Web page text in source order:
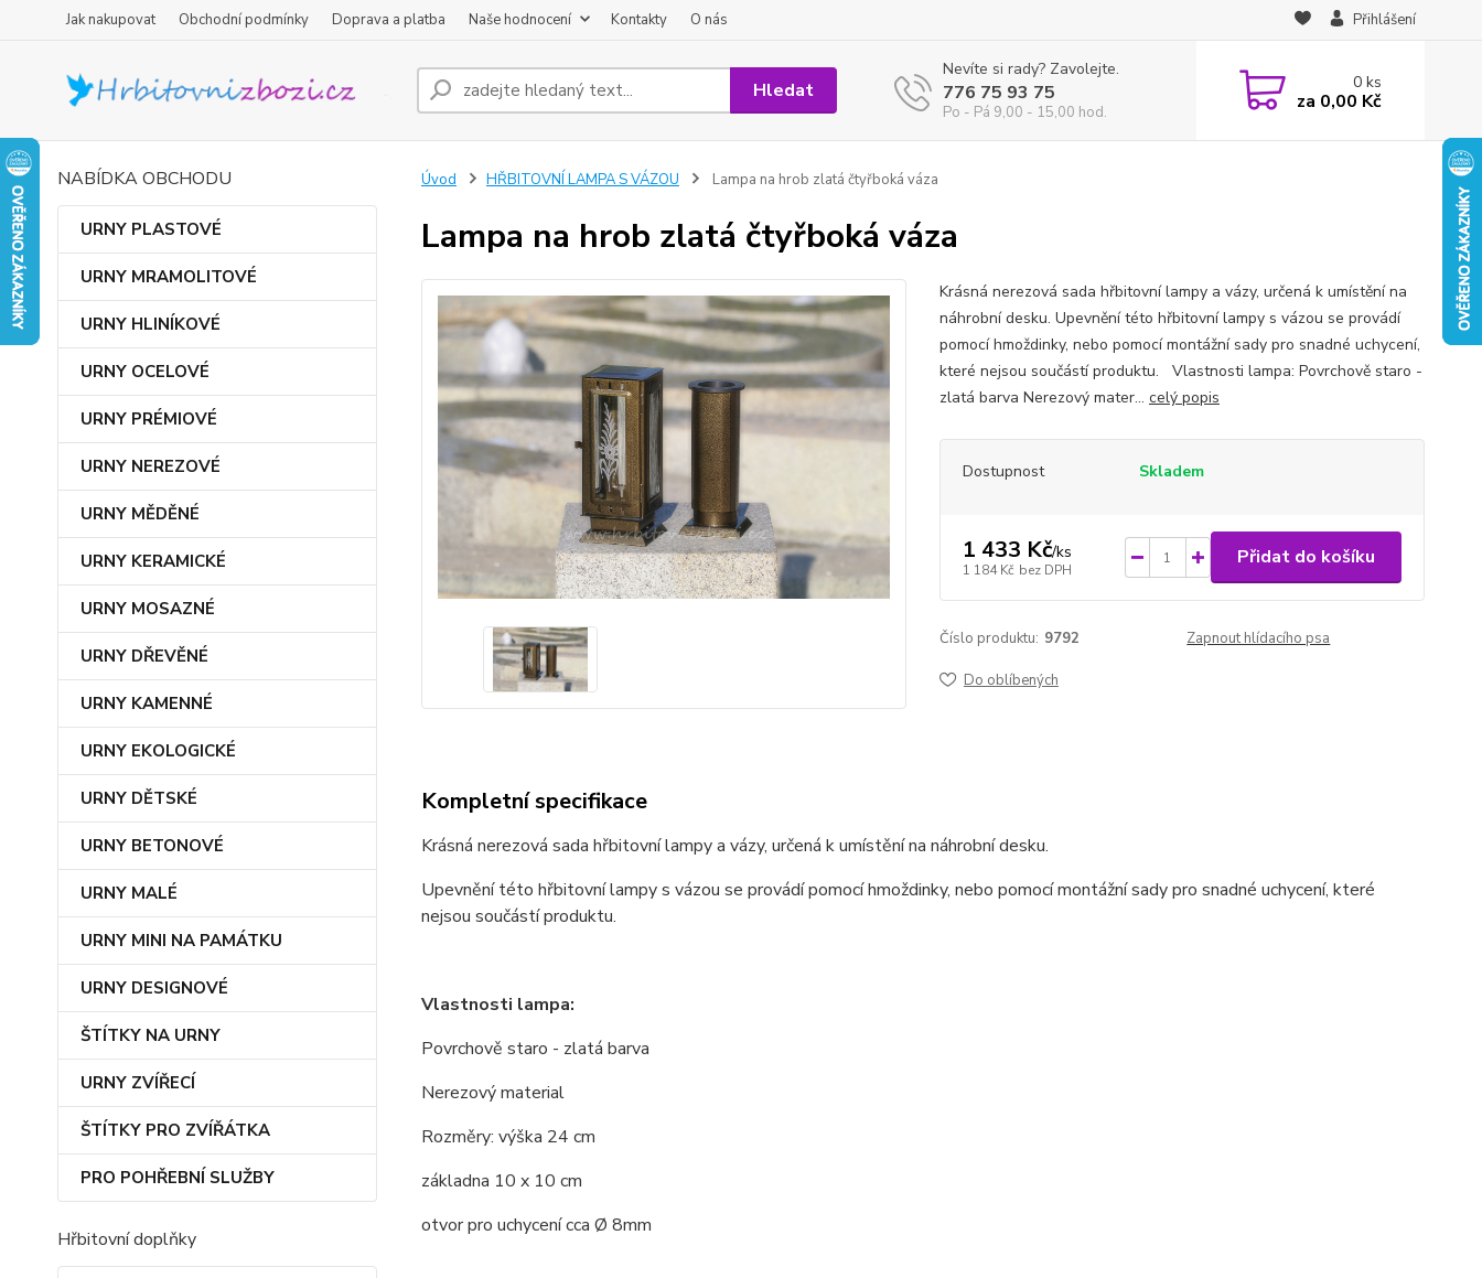
Jak nakupovat Obchodní podmínky Doprava a platba Naše hodnocení Kontakty O nás Přihlášení
Hledat
Nevíte si rady? Zavolejte.
776 75 93 75
Po - Pá 9,00 - 15,00 hod.
0ks
za 0,00 Kč
NABÍDKA OBCHODU
URNY PLASTOVÉ
URNY MRAMOLITOVÉ
URNY HLINÍKOVÉ
URNY OCELOVÉ
URNY PRÉMIOVÉ
URNY NEREZOVÉ
URNY MĚDĚNÉ
URNY KERAMICKÉ
URNY MOSAZNÉ
URNY DŘEVĚNÉ
URNY KAMENNÉ
URNY EKOLOGICKÉ
URNY DĚTSKÉ
URNY BETONOVÉ
URNY MALÉ
URNY MINI NA PAMÁTKU
URNY DESIGNOVÉ
ŠTÍTKY NA URNY
URNY ZVÍŘECÍ
ŠTÍTKY PRO ZVÍŘÁTKA
PRO POHŘEBNÍ SLUŽBY
Hřbitovní doplňky
Úvod HŘBITOVNÍ LAMPA S VÁZOU Lampa na hrob zlatá čtyřboká váza
Lampa na hrob zlatá čtyřboká váza
Krásná nerezová sada hřbitovní lampy a vázy, určená k umístění na
náhrobní desku. Upevnění této hřbitovní lampy s vázou se provádí
pomocí hmoždinky, nebo pomocí montážní sady pro snadné uchycení,
které nejsou součástí produktu. Vlastnosti lampa: Povrchově staro -
zlatá barva Nerezový mater... celý popis
Dostupnost Skladem
1 433 Kč/ks
1 184 Kč bez DPH
Přidat do košíku
Číslo produktu: 9792 Zapnout hlídacího psa
Do oblíbených
Kompletní specifikace
Krásná nerezová sada hřbitovní lampy a vázy, určená k umístění na náhrobní desku.
Upevnění této hřbitovní lampy s vázou se provádí pomocí hmoždinky, nebo pomocí montážní sady pro snadné uchycení, které
nejsou součástí produktu.
Vlastnosti lampa:
Povrchově staro - zlatá barva
Nerezový material
Rozměry: výška 24 cm
základna 10 x 10 cm
otvor pro uchycení cca Ø 8mm